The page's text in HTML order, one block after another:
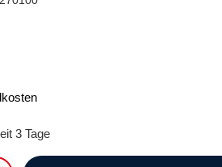
3 Tage